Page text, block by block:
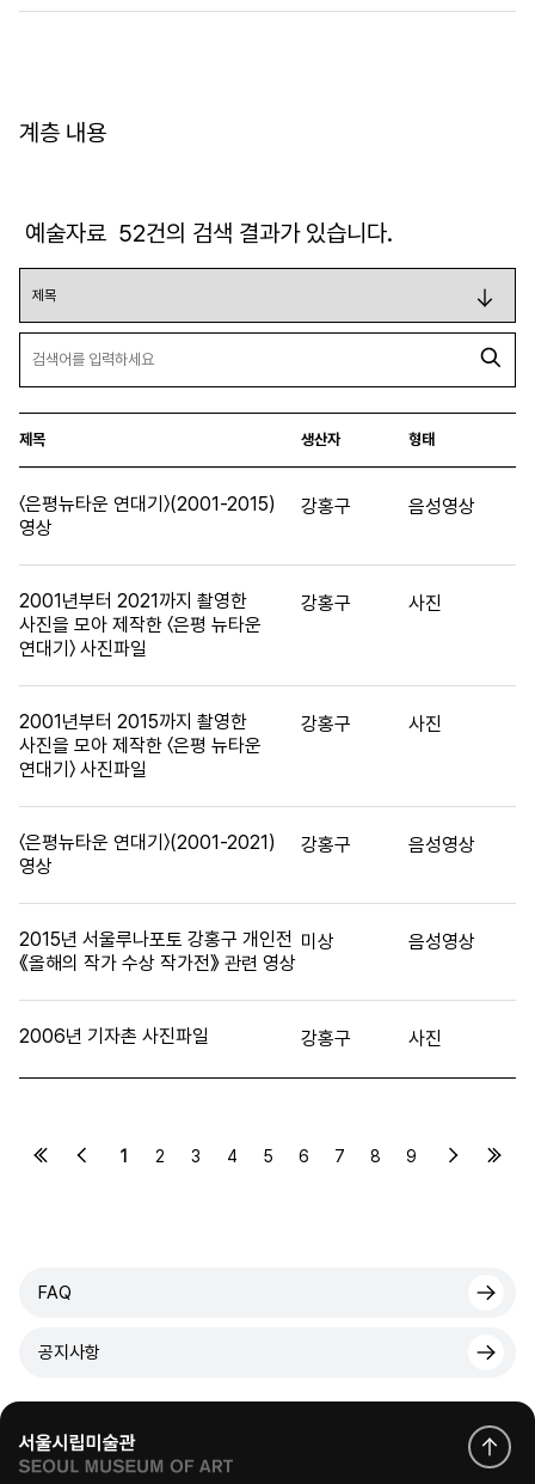
계층 내용
예술자료 52건의 검색 결과가 있습니다.
제목 생산자 형태
〈은평뉴타운 연대기〉(2001-2015)
영상
강홍구 음성영상
2001년부터 2021까지 촬영한
사진을 모아 제작한 〈은평 뉴타운
연대기〉 사진파일
강홍구 사진
2001년부터 2015까지 촬영한
사진을 모아 제작한 〈은평 뉴타운
연대기〉 사진파일
강홍구 사진
〈은평뉴타운 연대기〉(2001-2021)
영상
강홍구 음성영상
2015년 서울루나포토 강홍구 개인전
《올해의 작가 수상 작가전》 관련 영상
미상 음성영상
2006년 기자촌 사진파일 강홍구 사진
1 2 3 4 5 6 7 8 9
FAQ
공지사항